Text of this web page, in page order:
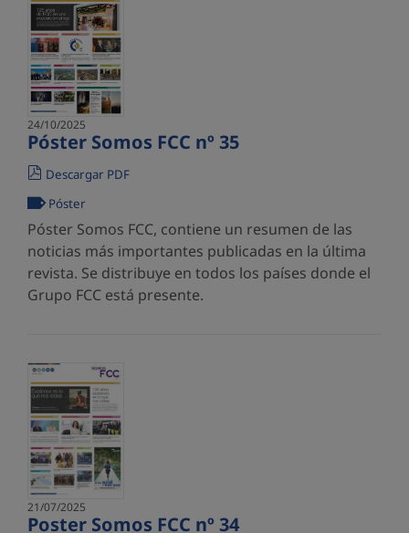
24/10/2025
Póster Somos FCC nº 35
Descargar PDF
Póster
Póster Somos FCC, contiene un resumen de las
noticias más importantes publicadas en la última
revista. Se distribuye en todos los países donde el
Grupo FCC está presente.
21/07/2025
Poster Somos FCC nº 34